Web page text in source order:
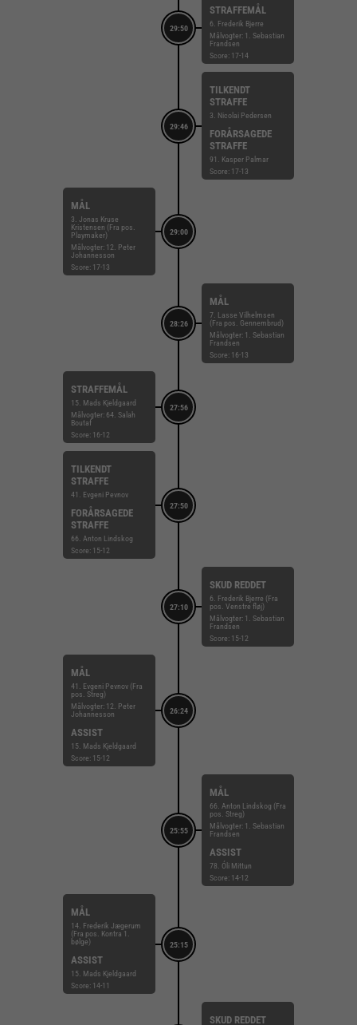
29:50
STRAFFEMÅL
6. Frederik Bjerre
Målvogter: 1. Sebastian
Frandsen
Score: 17-14
29:46
TILKENDT
STRAFFE
3. Nicolai Pedersen
FORÅRSAGEDE
STRAFFE
91. Kasper Palmar
Score: 17-13
29:00
MÅL
3. Jonas Kruse
Kristensen (Fra pos.
Playmaker)
Målvogter: 12. Peter
Johannesson
Score: 17-13
28:26
MÅL
7. Lasse Vilhelmsen
(Fra pos. Gennembrud)
Målvogter: 1. Sebastian
Frandsen
Score: 16-13
27:56
STRAFFEMÅL
15. Mads Kjeldgaard
Målvogter: 64. Salah
Boutaf
Score: 16-12
27:50
TILKENDT
STRAFFE
41. Evgeni Pevnov
FORÅRSAGEDE
STRAFFE
66. Anton Lindskog
Score: 15-12
27:10
SKUD REDDET
6. Frederik Bjerre (Fra
pos. Venstre fløj)
Målvogter: 1. Sebastian
Frandsen
Score: 15-12
26:24
MÅL
41. Evgeni Pevnov (Fra
pos. Streg)
Målvogter: 12. Peter
Johannesson
ASSIST
15. Mads Kjeldgaard
Score: 15-12
25:55
MÅL
66. Anton Lindskog (Fra
pos. Streg)
Målvogter: 1. Sebastian
Frandsen
ASSIST
78. Óli Mittun
Score: 14-12
25:15
MÅL
14. Frederik Jægerum
(Fra pos. Kontra 1.
bølge)
ASSIST
15. Mads Kjeldgaard
Score: 14-11
SKUD REDDET